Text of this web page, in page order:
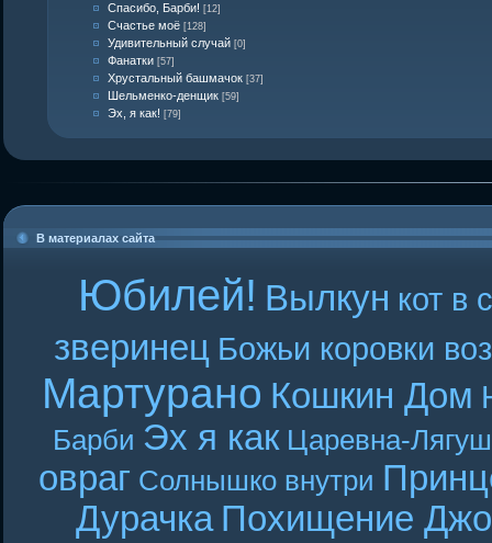
Спасибо, Барби! [12]
Счастье моё [128]
Удивительный случай [0]
Фанатки [57]
Хрустальный башмачок [37]
Шельменко-денщик [59]
Эх, я как! [79]
В материалах сайта
Юбилей! Вылкун кот в
зверинец Божьи коровки
Мартурано Кошкин Дом
Барби Эх я как Царевна-
овраг Солнышко внутри
Дурачка Похищение